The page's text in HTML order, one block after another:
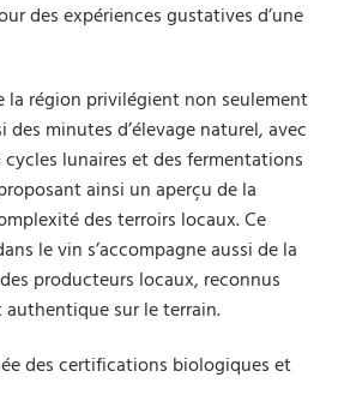
des expériences gustatives d’une
la région privilégient non seulement
des minutes d’élevage naturel, avec
lunaires et des fermentations
ainsi un aperçu de la
des terroirs locaux. Ce
le vin s’accompagne aussi de la
producteurs locaux, reconnus
sur le terrain.
des certifications biologiques et